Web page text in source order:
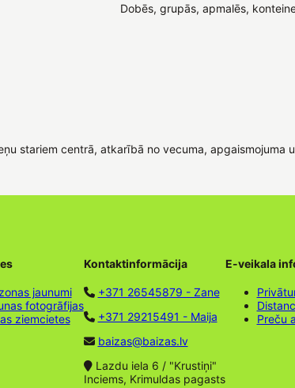
Dobēs, grupās, apmalēs,
stariem centrā, atkarībā no vecuma, apgaismojuma
jaunumi
fotogrāfijas
ziemcietes
Kontaktinformācija
+371 26545879 - Zane
+371 29215491 - Maija
baizas@baizas.lv
Lazdu iela 6 / "Krustiņi"
Inciems, Krimuldas pagasts
E-veikala
Preču